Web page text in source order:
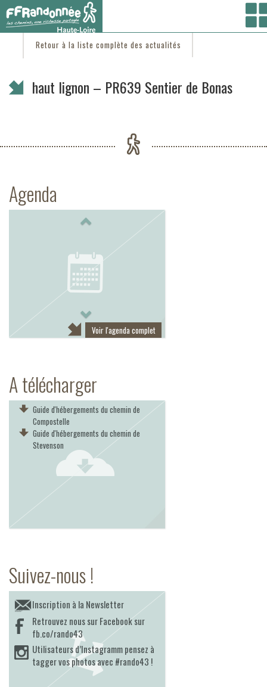
Vous êtes ici :Accueil/C'est d'actu
Retour à la liste complète des actualités
haut lignon – PR639 Sentier de Bonas
Agenda
Voir l'agenda complet
A télécharger
Guide d'hébergements du chemin de
Compostelle
Guide d'hébergements du chemin de
Stevenson
Suivez-nous !
Inscription à la Newsletter
Retrouvez nous sur Facebook sur
fb.co/rando43
Utilisateurs d’Instagramm pensez à
tagger vos photos avec #rando43 !